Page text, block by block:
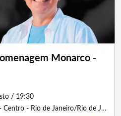
Monarco -
/ 19:30
Avenida Mem de Sá, 79 - Centro - Rio de Janeiro/Rio de Janeiro